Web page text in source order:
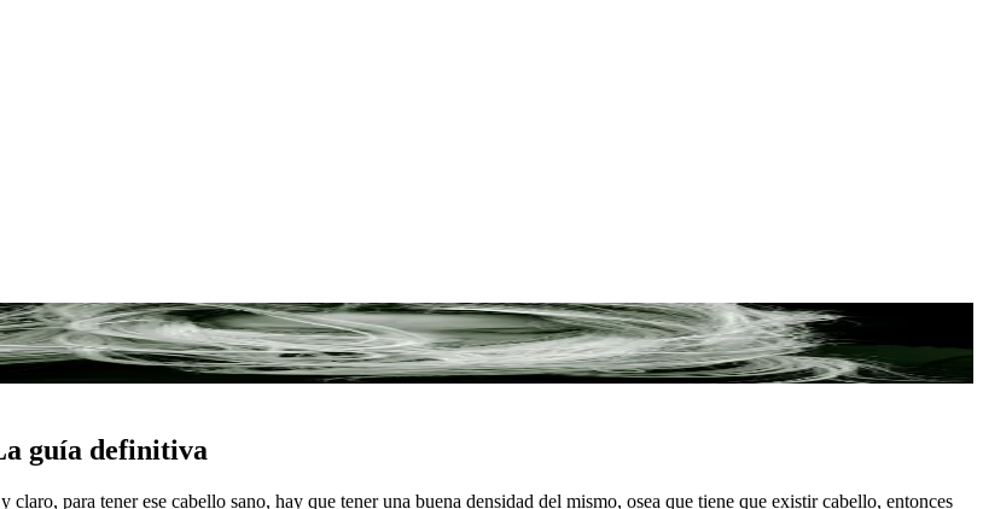
guía definitiva
para tener ese cabello sano, hay que tener una buena densidad del mismo, osea que tiene que existir cabello, entonces